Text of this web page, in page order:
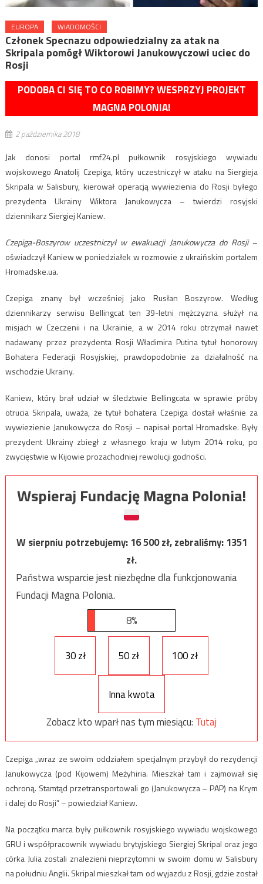
EUROPA WIADOMOŚCI
Członek Specnazu odpowiedzialny za atak na
Skripala pomógł Wiktorowi Janukowyczowi uciec do
Rosji
PODOBA CI SIĘ TO CO ROBIMY? WESPRZYJ PROJEKT
MAGNA POLONIA!
2 października 2018
Jak donosi portal rmf24.pl pułkownik rosyjskiego wywiadu
wojskowego Anatolij Czepiga, który uczestniczył w ataku na Siergieja
Skripala w Salisbury, kierował operacją wywiezienia do Rosji byłego
prezydenta Ukrainy Wiktora Janukowycza – twierdzi rosyjski
dziennikarz Siergiej Kaniew.
Czepiga-Boszyrow uczestniczył w ewakuacji Janukowycza do Rosji –
oświadczył Kaniew w poniedziałek w rozmowie z ukraińskim portalem
Hromadske.ua.
Czepiga znany był wcześniej jako Rusłan Boszyrow. Według
dziennikarzy serwisu Bellingcat ten 39-letni mężczyzna służył na
misjach w Czeczenii i na Ukrainie, a w 2014 roku otrzymał nawet
nadawany przez prezydenta Rosji Władimira Putina tytuł honorowy
Bohatera Federacji Rosyjskiej, prawdopodobnie za działalność na
wschodzie Ukrainy.
Kaniew, który brał udział w śledztwie Bellingcata w sprawie próby
otrucia Skripala, uważa, że tytuł bohatera Czepiga dostał właśnie za
wywiezienie Janukowycza do Rosji – napisał portal Hromadske. Były
prezydent Ukrainy zbiegł z własnego kraju w lutym 2014 roku, po
zwycięstwie w Kijowie prozachodniej rewolucji godności.
Wspieraj Fundację Magna Polonia!
W sierpniu potrzebujemy:16 500zł, zebraliśmy:1351
zł.
Państwa wsparcie jest niezbędne dla funkcjonowania
Fundacji Magna Polonia.
8%
30 zł 50 zł 100 zł
Inna kwota
Zobacz kto wparł nas tym miesiącu: Tutaj
Czepiga „wraz ze swoim oddziałem specjalnym przybył do rezydencji
Janukowycza (pod Kijowem) Meżyhiria. Mieszkał tam i zajmował się
ochroną. Stamtąd przetransportowali go (Janukowycza – PAP) na Krym
i dalej do Rosji” – powiedział Kaniew.
Na początku marca były pułkownik rosyjskiego wywiadu wojskowego
GRU i współpracownik wywiadu brytyjskiego Siergiej Skripal oraz jego
córka Julia zostali znalezieni nieprzytomni w swoim domu w Salisbury
na południu Anglii. Skripal mieszkał tam od wyjazdu z Rosji, gdzie został